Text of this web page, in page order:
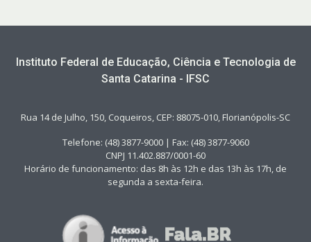
Instituto Federal de Educação, Ciência e Tecnologia de
Santa Catarina - IFSC
Rua 14 de Julho, 150, Coqueiros, CEP: 88075-010, Florianópolis-SC
Telefone: (48) 3877-9000 | Fax: (48) 3877-9060
CNPJ 11.402.887/0001-60
Horário de funcionamento: das 8h às 12h e das 13h às 17h, de
segunda a sexta-feira.